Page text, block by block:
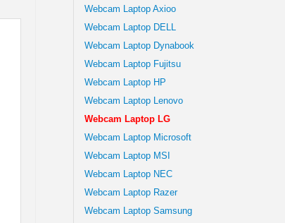
Webcam Laptop Axioo
Webcam Laptop DELL
Webcam Laptop Dynabook
Webcam Laptop Fujitsu
Webcam Laptop HP
Webcam Laptop Lenovo
Webcam Laptop LG
Webcam Laptop Microsoft
Webcam Laptop MSI
Webcam Laptop NEC
Webcam Laptop Razer
Webcam Laptop Samsung